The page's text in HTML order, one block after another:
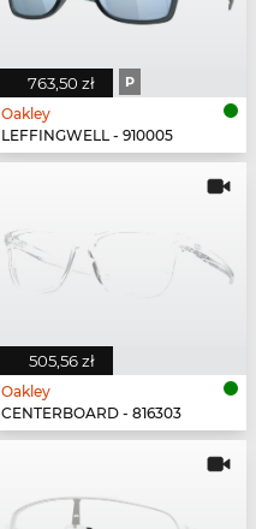
763,50 zł P
Oakley
LEFFINGWELL - 910005
505,56 zł
Oakley
CENTERBOARD - 816303